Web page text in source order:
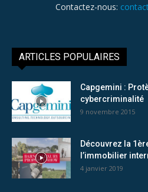
Contactez-nous:
ARTICLES POPULAIRES
Capgemini :
cybercriminalité
9 novembre 2015
Découvrez la
l’immobilier
4 janvier 2019